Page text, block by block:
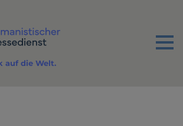
Menu
auf die Welt.